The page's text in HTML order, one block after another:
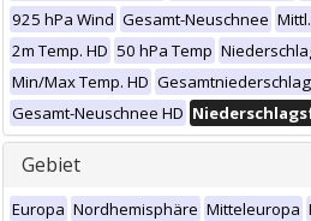
925 hPa Wind Gesamt-Neuschnee
2m Temp. HD 50 hPa Temp
Min/Max Temp. HD Gesamtniederschlag
Gesamt-Neuschnee HD
Gebiet
Europa Nordhemisphäre Mitteleuropa